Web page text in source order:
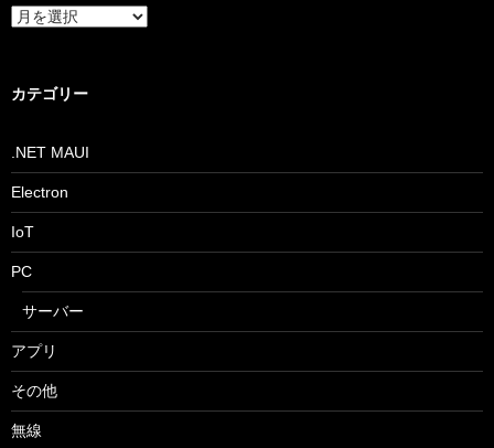
ア
ブ
カテゴリー
.NET MAUI
Electron
IoT
PC
サーバー
アプリ
その他
無線